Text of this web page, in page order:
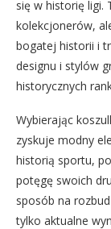
się w historię ligi.
kolekcjonerów,
bogatej historii i
designu i stylów
historycznych
Wybierając
zyskuje modny
historią sportu,
potęgę swoich
sposób na
tylko aktualne